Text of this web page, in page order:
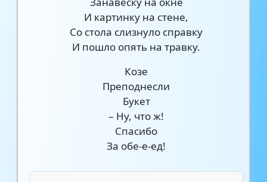
И картинку на стене,
Со стола слизнуло справку
И пошло опять на травку.
Козе
Преподнесли
Букет
– Ну, что ж!
Спасибо
За обе-е-ед!